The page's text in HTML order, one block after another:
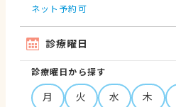
ネット予約可
診療曜日
診療曜日から探す
月 火 水 木